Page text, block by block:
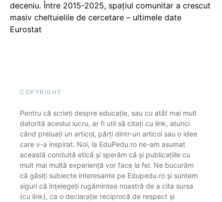
deceniu. Între 2015-2025, spațiul comunitar a crescut
masiv cheltuielile de cercetare – ultimele date
Eurostat
COPYRIGHT
Pentru că scrieți despre educație, sau cu atât mai mult
datorită acestui lucru, ar fi util să citați cu link, atunci
când preluați un articol, părți dintr-un articol sau o idee
care v-a inspirat. Noi, la EduPedu.ro ne-am asumat
această conduită etică și sperăm că și publicațiile cu
mult mai multă experiență vor face la fel. Ne bucurăm
că găsiți subiecte interesante pe Edupedu.ro și suntem
siguri că înțelegeți rugămintea noastră de a cita sursa
(cu link), ca o declarație reciprocă de respect și